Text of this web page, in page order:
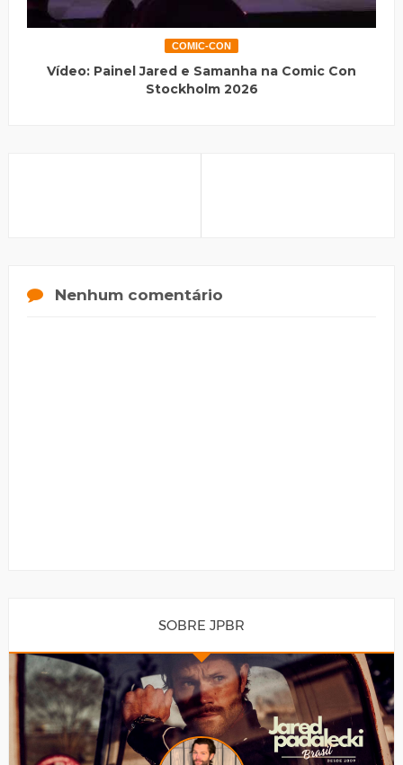
COMIC-CON
Vídeo: Painel Jared e Samanha na Comic Con
Stockholm 2026
Nenhum comentário
SOBRE JPBR